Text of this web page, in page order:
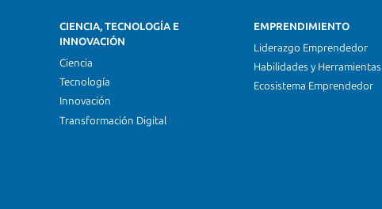
CIENCIA, TECNOLOGÍA E
INNOVACIÓN
Ciencia
Tecnología
Innovación
Transformación Digital
EMPRENDIMIENTO
Liderazgo Emprendedor
Habilidades y Herramientas
Ecosistema Emprendedor